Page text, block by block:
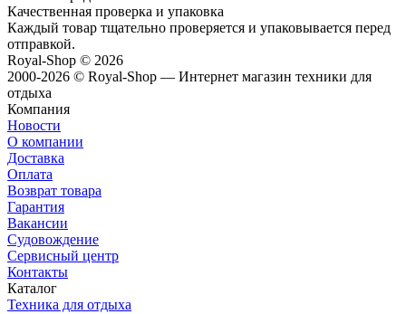
Качественная проверка и упаковка
Каждый товар тщательно проверяется и упаковывается перед
отправкой.
Royal-Shop © 2026
2000-2026 © Royal-Shop — Интернет магазин техники для
отдыха
Компания
Новости
О компании
Доставка
Оплата
Возврат товара
Гарантия
Вакансии
Судовождение
Сервисный центр
Контакты
Каталог
Техника для отдыха